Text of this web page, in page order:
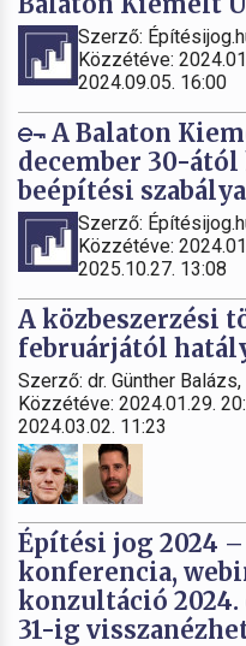
Szerző:
Közzétéve:
2024.09.05. 16:00
A Balaton
december 30-
beépítési
Szerző:
Közzétéve:
2025.10.27. 13:08
A közbeszerzési
februárjától
Szerző: dr. Günther
Közzétéve: 2024.01.29.
2024.03.02. 11:23
Építési jog 2024
konferencia,
konzultáció
31-ig